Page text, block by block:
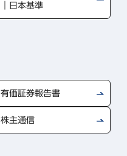
｜日本基準
有価証券報告書
株主通信